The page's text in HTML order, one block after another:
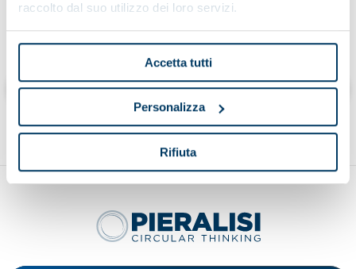
raccolto dal suo utilizzo dei loro servizi.
Accetta tutti
Personalizza
Rifiuta
Cliccando “invia” dichiaro di aver letto l’informativa
Send